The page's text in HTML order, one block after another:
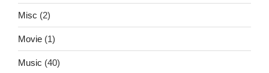
Misc (2)
Movie (1)
Music (40)